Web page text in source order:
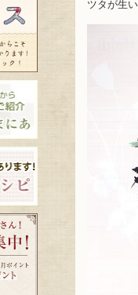
ツタが生